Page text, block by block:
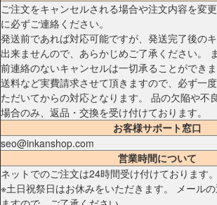
ご注文をキャンセルされる場合や注文内容を変
に必ずご連絡ください。
発送前であれば対応可能ですが、発送完了後の
出来ませんので、あらかじめご了承ください。
前連絡のないキャンセルは一切承ることができま
送料など実費請求させて頂きますので、必ず一
ただいてからの対応となります。 品の欠陥や不
場合のみ、返品・交換を受け付けております。
お客様サポート窓口
seo@inkanshop.com
営業時間について
ネットでのご注文は24時間受け付けております。
※土日祝祭日はお休みをいただきます。 メール